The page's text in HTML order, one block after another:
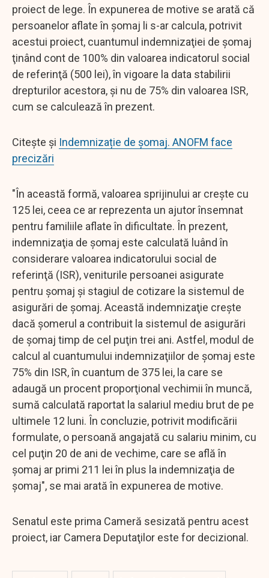
proiect de lege. În expunerea de motive se arată că
persoanelor aflate în şomaj li s-ar calcula, potrivit
acestui proiect, cuantumul indemnizaţiei de şomaj
ţinând cont de 100% din valoarea indicatorul social
de referinţă (500 lei), în vigoare la data stabilirii
drepturilor acestora, şi nu de 75% din valoarea ISR,
cum se calculează în prezent.
Citește și Indemnizație de șomaj. ANOFM face
precizări
"În această formă, valoarea sprijinului ar creşte cu
125 lei, ceea ce ar reprezenta un ajutor însemnat
pentru familiile aflate în dificultate. În prezent,
indemnizaţia de şomaj este calculată luând în
considerare valoarea indicatorului social de
referinţă (ISR), veniturile persoanei asigurate
pentru şomaj şi stagiul de cotizare la sistemul de
asigurări de şomaj. Această indemnizaţie creşte
dacă şomerul a contribuit la sistemul de asigurări
de şomaj timp de cel puţin trei ani. Astfel, modul de
calcul al cuantumului indemnizaţiilor de şomaj este
75% din ISR, în cuantum de 375 lei, la care se
adaugă un procent proporţional vechimii în muncă,
sumă calculată raportat la salariul mediu brut de pe
ultimele 12 luni. În concluzie, potrivit modificării
formulate, o persoană angajată cu salariu minim, cu
cel puţin 20 de ani de vechime, care se află în
şomaj ar primi 211 lei în plus la indemnizaţia de
şomaj", se mai arată în expunerea de motive.
Senatul este prima Cameră sesizată pentru acest
proiect, iar Camera Deputaţilor este for decizional.